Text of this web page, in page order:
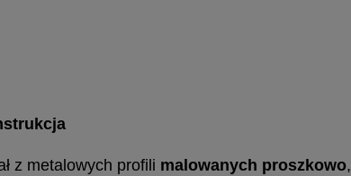
z metalowych profili malowanych proszkowo,